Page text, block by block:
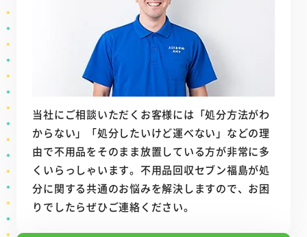
当社にご相談いただくお客様には「処分方法がわ
からない」「処分したいけど運べない」などの理
由で不用品をそのまま放置している方が非常に多
くいらっしゃいます。不用品回収セブン福島が処
分に関する共通のお悩みを解決しますので、お困
りでしたらぜひご連絡ください。